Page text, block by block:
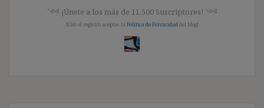
༺ ¡Únete a los más de 11.500 Suscriptores! ༺
[Con el registro aceptas la Política de Privacidad del blog]